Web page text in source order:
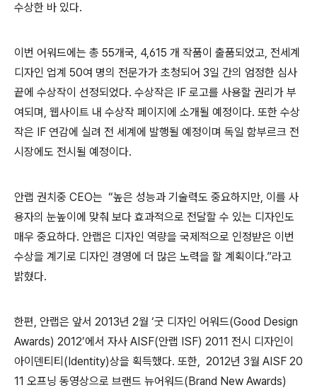
수상한 바 있다.
이번 어워드에는 총 55개국, 4,615 개 작품이 출품되었고, 전세계
디자인 업계 50여 명의 전문가가 초청되어 3일 간의 엄정한 심사
끝에 수상작이 선정되었다. 수상작은 IF 로고를 사용할 권리가 부
여되며, 웹사이트 내 수상작 페이지에 소개될 예정이다. 또한 수상
작은 IF 연감에 실려 전 세계에 발행될 예정이며 독일 함부르크 전
시장에도 전시될 예정이다.
안랩 권치중 CEO는 “높은 성능과 기술력도 중요하지만, 이를 사
용자의 눈높이에 맞춰 보다 효과적으로 전달할 수 있는 디자인도
매우 중요하다. 안랩은 디자인 역량을 국제적으로 인정받은 이번
수상을 계기로 디자인 경영에 더 많은 노력을 할 계획이다.”라고
밝혔다.
한편, 안랩은 앞서 2013년 2월 ‘굿 디자인 어워드(Good Design
Awards) 2012’에서 자사 AISF(안랩 ISF) 2011 전시 디자인이
아이덴티티 (Identity)상을 획득했다. 또한, 2012년 3월 AISF 20
11 오프닝 동영상으로 브랜드 뉴어워드(Brand New Awards)